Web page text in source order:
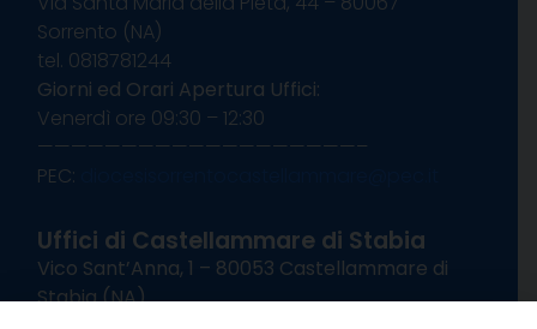
Sorrento (NA)
tel. 0818781244
Giorni ed Orari Apertura Uffici:
Venerdì ore 09:30 – 12:30
———————————————————–
PEC:
Uffici di Castellammare di Stabia
Vico Sant’Anna, 1 – 80053 Castellammare di
Stabia (NA)